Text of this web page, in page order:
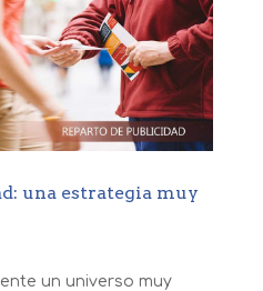
una estrategia muy
un universo muy